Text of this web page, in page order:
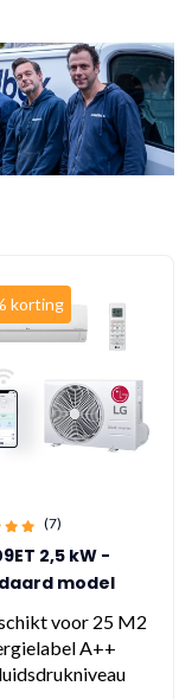
korting
(7)
2,5 kW -
model
voor 25 M2
A++